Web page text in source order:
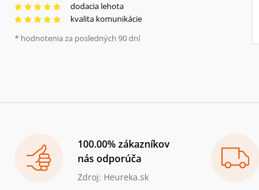
dodacia lehota
kvalita komunikácie
* hodnotenia za posledných 90 dní
100.00% zákazníkov
nás odporúča
Zdroj: Heureka.sk